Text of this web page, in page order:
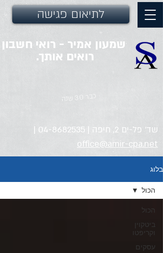
לתיאום פגישה
שמעון אמיר - רואי חשבון
רואים אותך.
שד' פל-ים 2, חיפה | 04-8682535
|
office@amir-cpa.net
כבר 30 שנה
בלוג
הכול
ביטקוין
וקריפטו
עסקים
הכול